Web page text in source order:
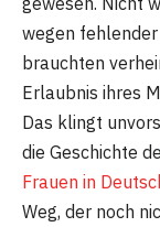
wegen
brauchten
Erlaubnis ihres
Das klingt
die Geschichte
Frauen in
Weg, der noch